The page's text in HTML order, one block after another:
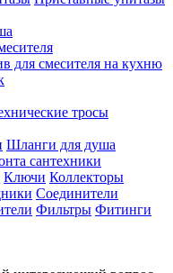
для смесителя на кухню
тросы
Шланги для душа
сантехники
Ключи Коллекторы
Соединители
Фильтры Фитинги